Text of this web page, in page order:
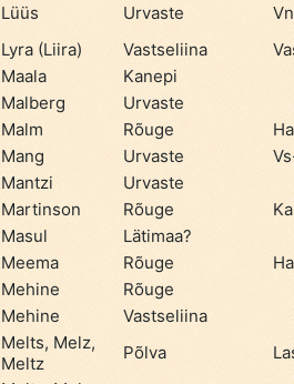
Lüüs
Urvaste
Lyra (Liira)
Vastseliina
Maala
Kanepi
Malberg
Urvaste
Malm
Rõuge
Mang
Urvaste
Mantzi
Urvaste
Martinson
Rõuge
Masul
Lätimaa?
Meema
Rõuge
Mehine
Rõuge
Mehine
Vastseliina
Melts, Melz,
Meltz
Põlva